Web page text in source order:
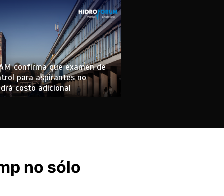
confirma que examen de
para aspirantes no
costo adicional
no sólo